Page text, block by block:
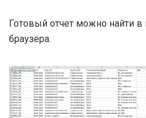
Готовый отчет можно найти в
браузера.